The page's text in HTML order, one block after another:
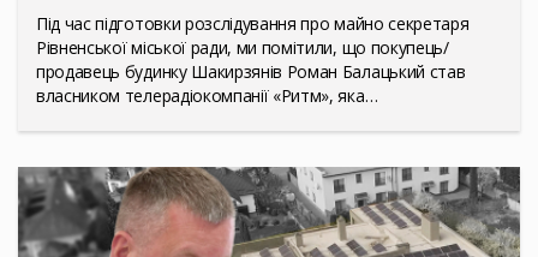
Під час підготовки розслідування про майно секретаря
Рівненської міської ради, ми помітили, що покупець/
продавець будинку Шакирзянів Роман Балацький став
власником телерадіокомпанії «Ритм», яка…